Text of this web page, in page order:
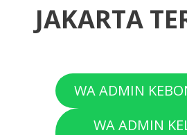
JAKARTA
WA ADMIN
WA ADMIN